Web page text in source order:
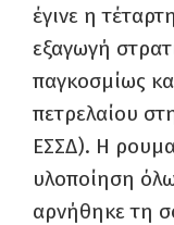
έγινε η
εξαγωγή
παγκοσμίως
πετρελαίου
ΕΣΣΔ). Η
υλοποίηση
αρνήθηκε τη